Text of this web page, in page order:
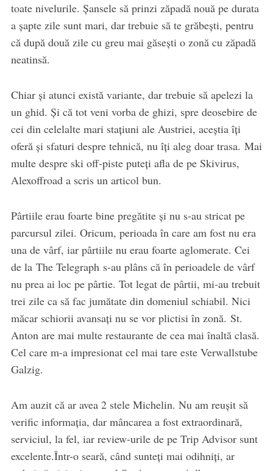
toate nivelurile. Şansele să prinzi zăpadă nouă pe durata
a şapte zile sunt mari, dar trebuie să te grăbeşti, pentru
că după două zile cu greu mai găseşti o zonă cu zăpadă
neatinsă.
Chiar şi atunci există variante, dar trebuie să apelezi la
un ghid. Şi că tot veni vorba de ghizi, spre deosebire de
cei din celelalte mari staţiuni ale Austriei, aceştia îţi
oferă şi sfaturi despre tehnică, nu îţi aleg doar trasa. Mai
multe despre ski off-piste puteți afla de pe Skivirus,
Alexoffroad a scris un articol bun.
Pârtiile erau foarte bine pregătite şi nu s-au stricat pe
parcursul zilei. Oricum, perioada în care am fost nu era
una de vârf, iar pârtiile nu erau foarte aglomerate. Cei
de la The Telegraph s-au plâns că în perioadele de vârf
nu prea ai loc pe pârtie. Tot legat de pârtii, mi-au trebuit
trei zile ca să fac jumătate din domeniul schiabil. Nici
măcar schiorii avansaţi nu se vor plictisi în zonă. St.
Anton are mai multe restaurante de cea mai înaltă clasă.
Cel care m-a impresionat cel mai tare este Verwallstube
Galzig.
Am auzit că ar avea 2 stele Michelin. Nu am reuşit să
verific informaţia, dar mâncarea a fost extraordinară,
serviciul, la fel, iar review-urile de pe Trip Advisor sunt
excelente.Într-o seară, când sunteţi mai odihniţi, ar